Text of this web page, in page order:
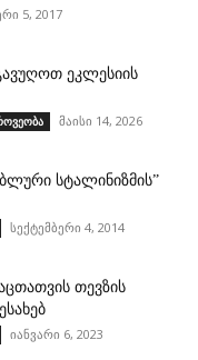
5, 2017
ეკლესიის
მაისი 14, 2026
სტალინიზმის”
სექტემბერი 4, 2014
თევზის
იანვარი 6, 2023